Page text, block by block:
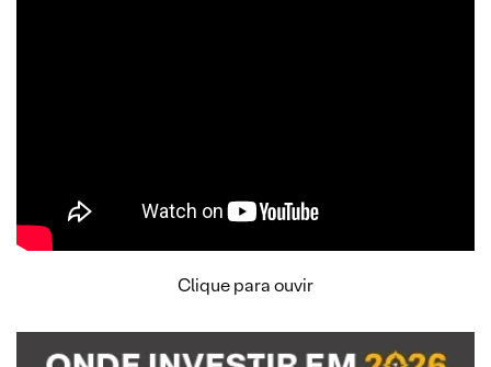
Clique para ouvir